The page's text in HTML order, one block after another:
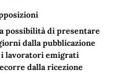
possibilità di presentare
dalla pubblicazione
i lavoratori emigrati
dalla ricezione